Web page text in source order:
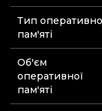
Тип
пам'яті
Об'єм
оперативної
пам'яті